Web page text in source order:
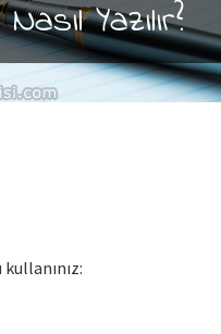
kullanınız: